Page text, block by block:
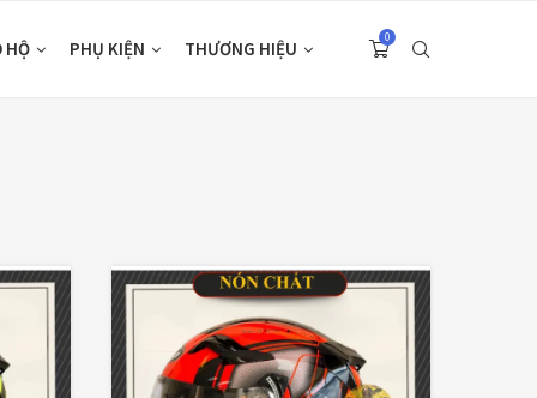
HỘ PHỤ KIỆN THƯƠNG HIỆU
0
Nón 1/2 KYT
Tiger Jet Đen
Nhám
980,000
Áo Giáp (33)
Áo mưa (7)
ÁO QUẦN GIÁP (48)